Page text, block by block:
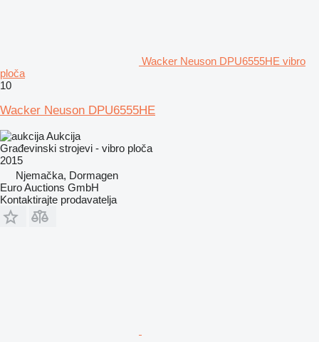
Wacker Neuson DPU6555HE vibro
ploča
10
Wacker Neuson DPU6555HE
Aukcija
Građevinski strojevi - vibro ploča
2015
Njemačka, Dormagen
Euro Auctions GmbH
Kontaktirajte prodavatelja